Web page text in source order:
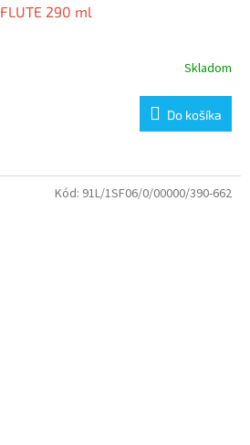
FLUTE 290 ml
Skladom
Do košíka
Kód: 91L/1SF06/0/00000/390-662